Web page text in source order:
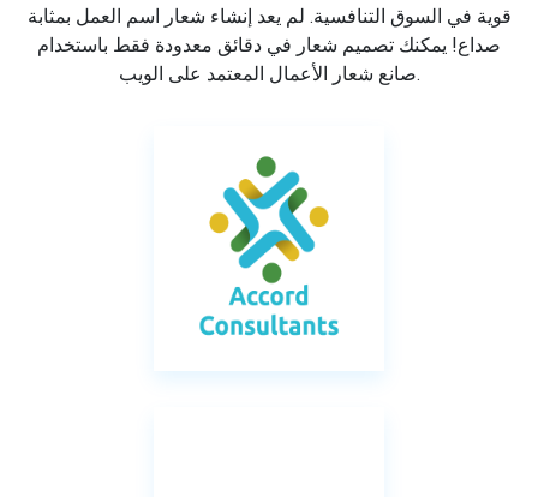
قوية في السوق التنافسية. لم يعد إنشاء شعار اسم العمل بمثابة
صداع! يمكنك تصميم شعار في دقائق معدودة فقط باستخدام
صانع شعار الأعمال المعتمد على الويب.